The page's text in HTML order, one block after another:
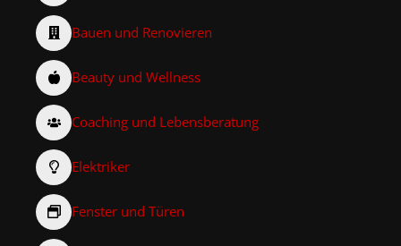
Bauen und Renovieren
Beauty und Wellness
Coaching und Lebensberatung
Elektriker
Fenster und Türen